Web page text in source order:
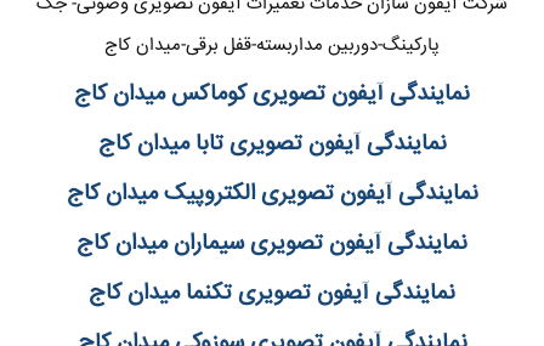
پارکینگ-دوربین مداربسته-قفل برقی-میدان کاج
نمایندگی آیفون تصویری کوماکس میدان کاج
نمایندگی آیفون تصویری تابا میدان کاج
نمایندگی آیفون تصویری الکتروپیک میدان کاج
نمایندگی آیفون تصویری سیماران میدان کاج
نمایندگی آیفون تصویری تکنما میدان کاج